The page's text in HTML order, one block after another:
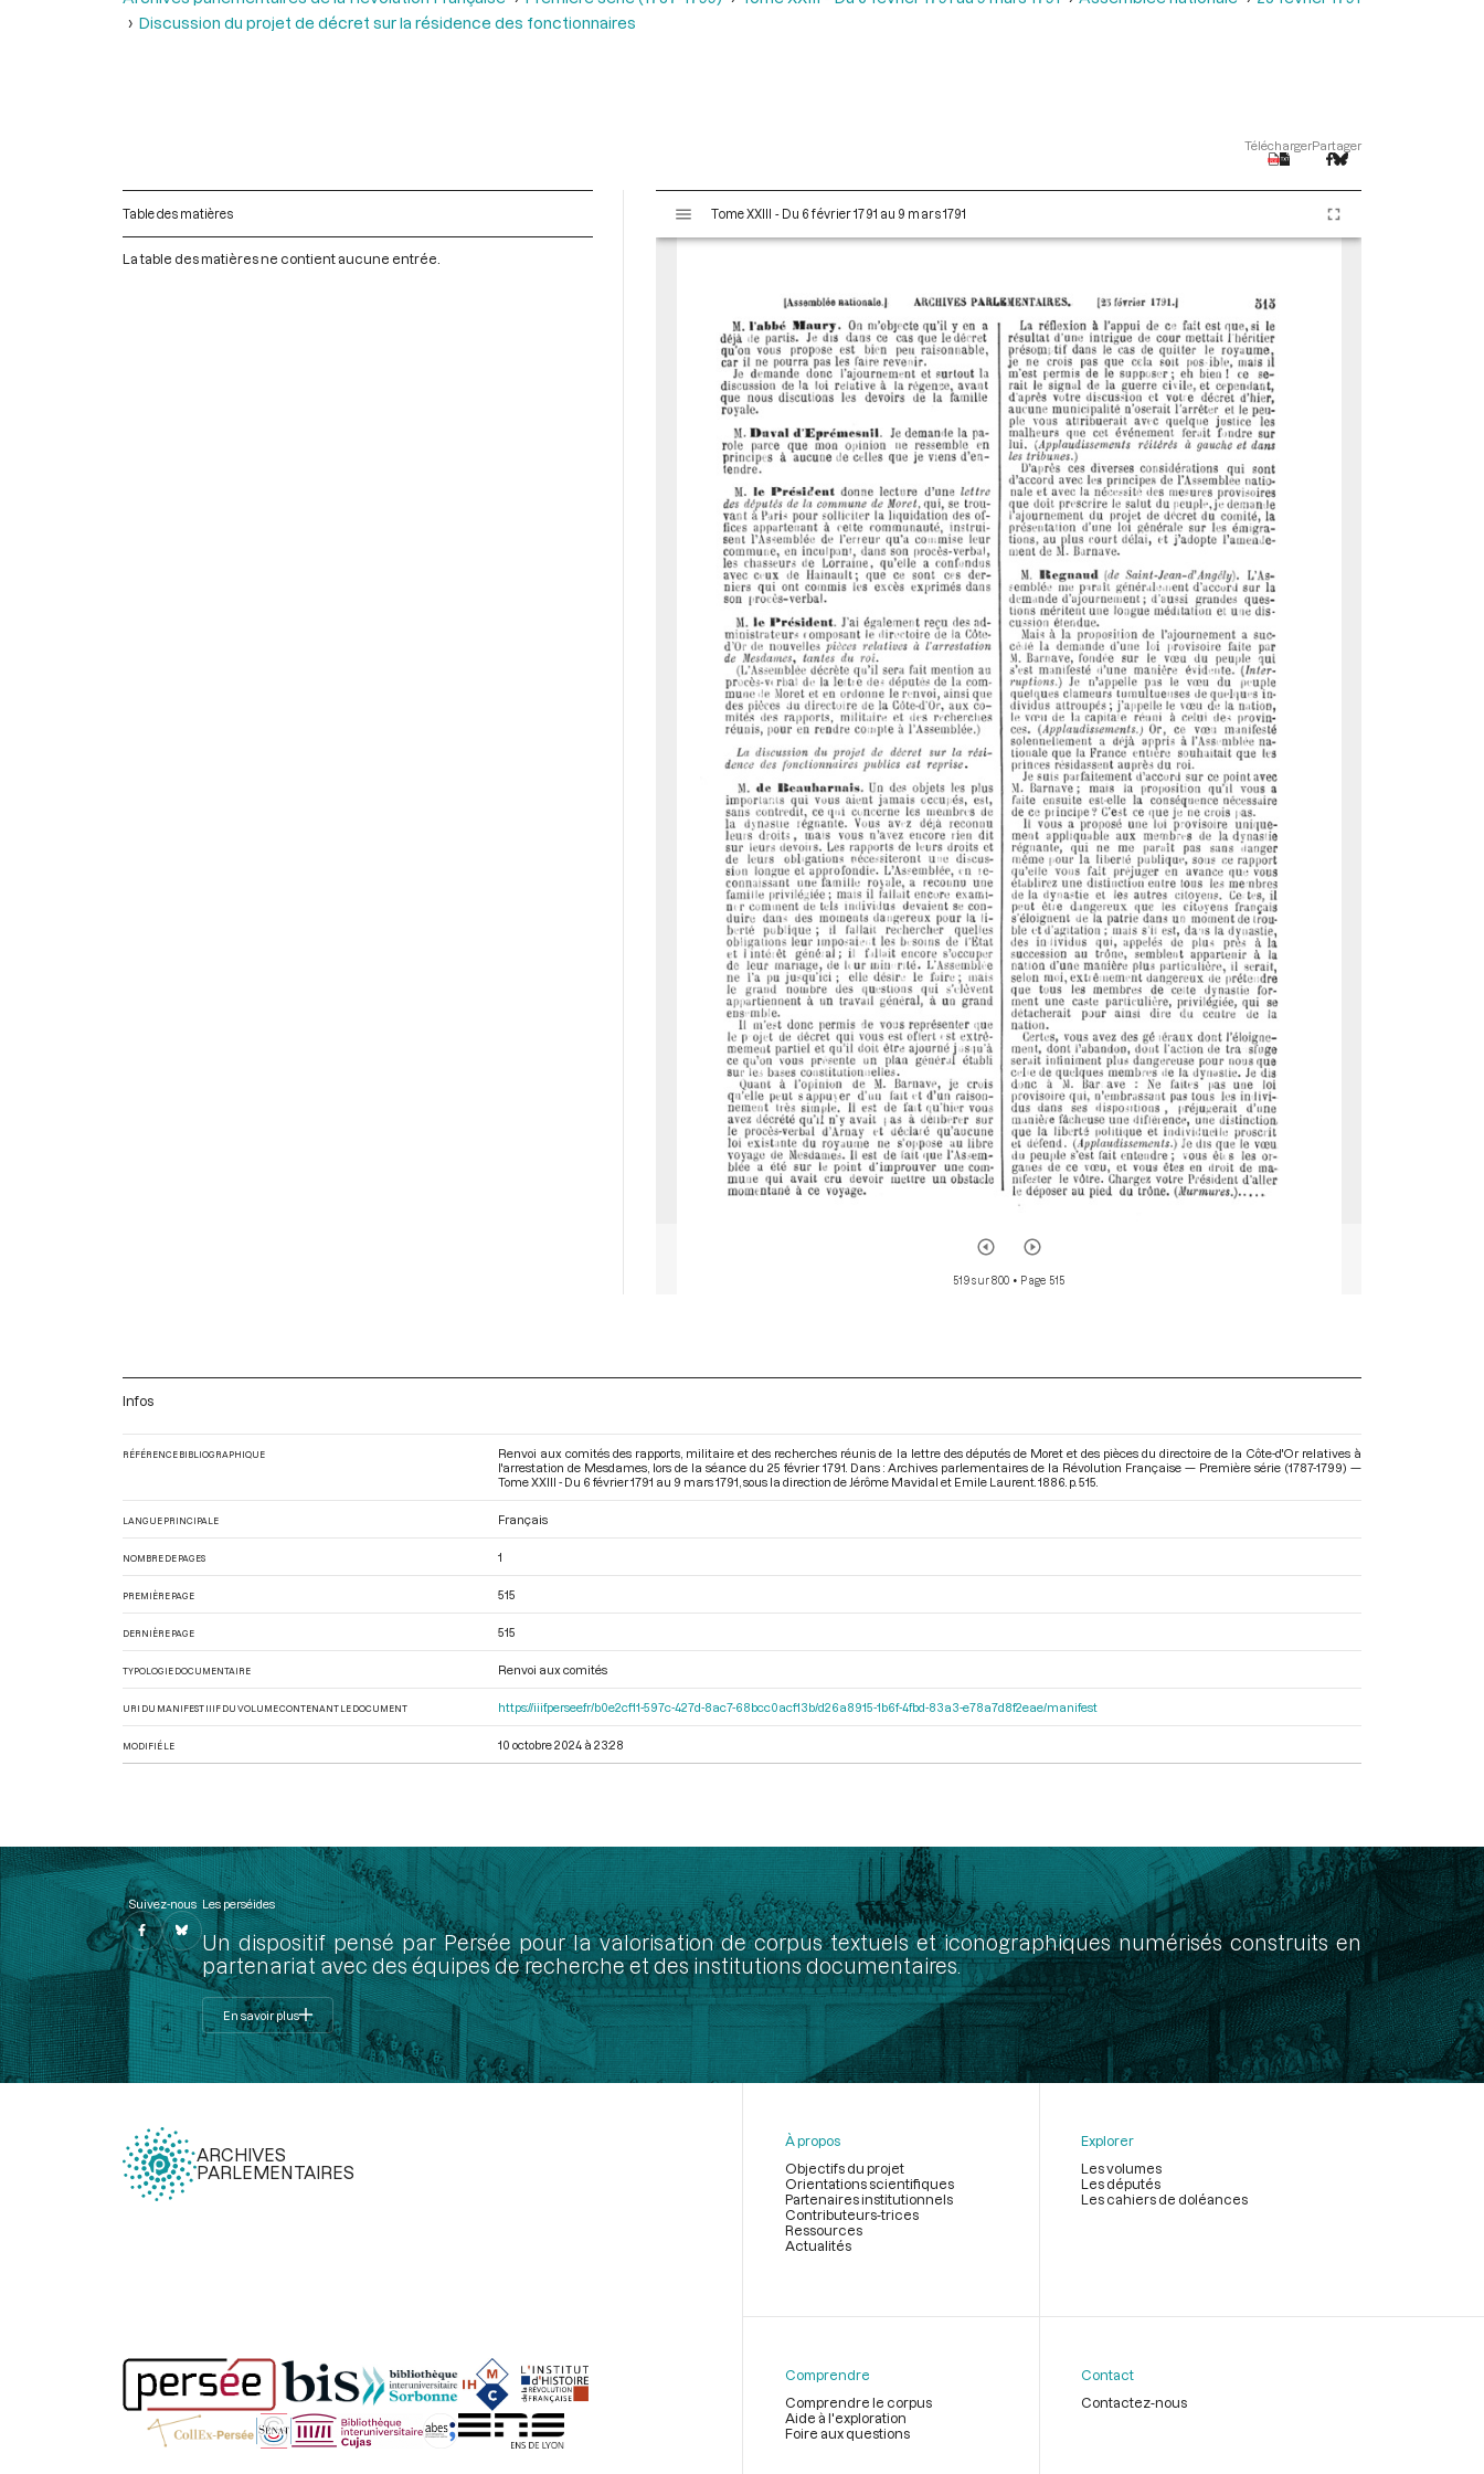
Discussion du projet de décret sur la résidence des fonctionnaires
TéléchargerPartager
Table des matières
La table des matières ne contient aucune entrée.
s
Tome XXIII - Du 6 février 1791 au 9 mars 1791
519 sur 800 • Page 515
Infos
RÉFÉRENCE BIBLIOGRAPHIQUE
Renvoi aux comités des rapports, militaire et des recherches réunis de la lettre des députés de Moret et des pièces du directoire de la Côte-d'Or relatives à
l'arrestation de Mesdames, lors de la séance du 25 février 1791. Dans : Archives parlementaires de la Révolution Française — Première série (1787-1799) —
Tome XXIII - Du 6 février 1791 au 9 mars 1791 , sous la direction de Jérôme Mavidal et Emile Laurent. 1886. p. 515.
LANGUE PRINCIPALE Français
NOMBRE DE PAGES 1
PREMIÈRE PAGE 515
DERNIÈRE PAGE 515
TYPOLOGIE DOCUMENTAIRE Renvoi aux comités
URI DU MANIFEST IIIF DU VOLUME CONTENANT LE DOCUMENT https://iiif.persee.fr/b0e2cf11-597c-427d-8ac7-68bcc0acf13b/d26a8915-1b6f-4fbd-83a3-e78a7d8f2eae/manifest
MODIFIÉ LE 10 octobre 2024 à 23:28
Suivez-nous Les perséides
Un dispositif pensé par Persée pour la valorisation de corpus textuels et iconographiques numérisés construits en
partenariat avec des équipes de recherche et des institutions documentaires.
En savoir plus
ARCHIVES
PARLEMENTAIRES
page
À propos
Objectifs du projet
Orientations scientifiques
Partenaires institutionnels
Contributeurs-trices
Ressources
Actualités
Explorer
Les volumes
Les députés
Les cahiers de doléances
Comprendre
Comprendre le corpus
Aide à l'exploration
Foire aux questions
Contact
Contactez-nous